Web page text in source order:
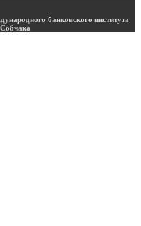
банковского института